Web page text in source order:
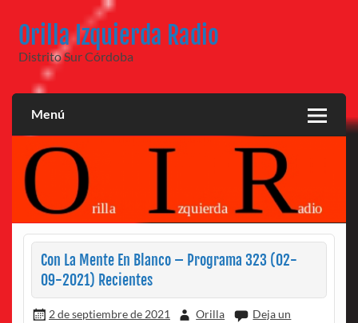
contenido
Orilla Izquierda Radio
Distrito Sur Córdoba
Menú
Con La Mente En Blanco – Programa 323 (02-
09-2021) Recientes
2 de septiembre de 2021 Orilla
Deja un